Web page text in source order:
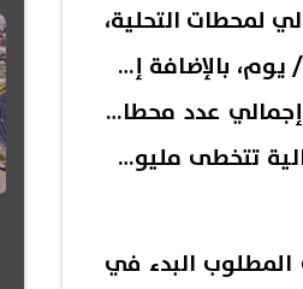
لمحطات التحلية،
موضحةً أنه توجد حاليًا 129 محطة قائمة، بطاقة 1.4 مليون م3/ يوم، بالإضافة إلى
687 ألف م3/يوم، ليصل إجمالي عدد محطات
محطة، بطاقة إجمالية تتخطى مليوني
المطلوب البدء في